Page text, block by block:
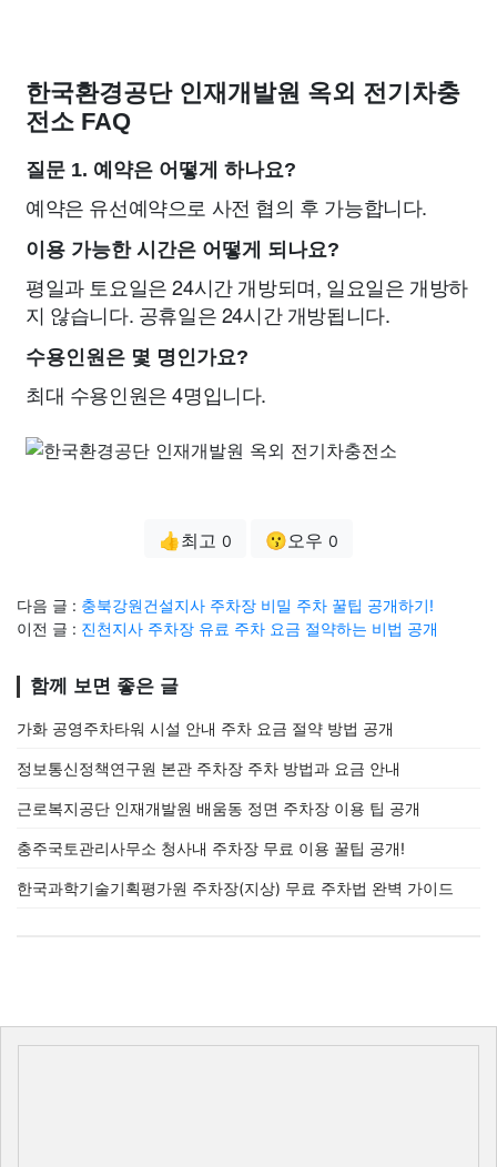
한국환경공단 인재개발원 옥외 전기차충
전소 FAQ
질문 1. 예약은 어떻게 하나요?
예약은 유선예약으로 사전 협의 후 가능합니다.
이용 가능한 시간은 어떻게 되나요?
평일과 토요일은 24시간 개방되며, 일요일은 개방하
지 않습니다. 공휴일은 24시간 개방됩니다.
수용인원은 몇 명인가요?
최대 수용인원은 4명입니다.
👍최고 0 😗오우 0
다음 글 : 충북강원건설지사 주차장 비밀 주차 꿀팁 공개하기!
이전 글 : 진천지사 주차장 유료 주차 요금 절약하는 비법 공개
함께 보면 좋은 글
가화 공영주차타워 시설 안내 주차 요금 절약 방법 공개
정보통신정책연구원 본관 주차장 주차 방법과 요금 안내
근로복지공단 인재개발원 배움동 정면 주차장 이용 팁 공개
충주국토관리사무소 청사내 주차장 무료 이용 꿀팁 공개!
한국과학기술기획평가원 주차장(지상) 무료 주차법 완벽 가이드